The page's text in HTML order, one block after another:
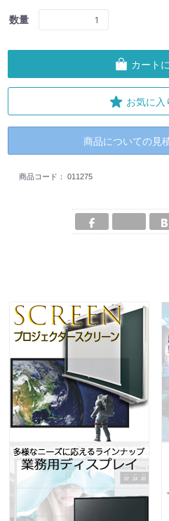
数量
カート
お気に入
商品についての見
商品コード： 011275